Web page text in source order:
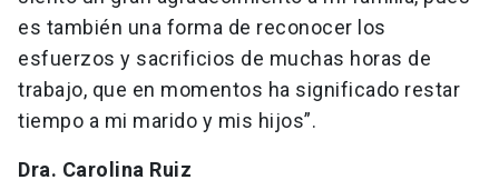
es también una forma de reconocer los
esfuerzos y sacrificios de muchas horas de
trabajo, que en momentos ha significado restar
tiempo a mi marido y mis hijos”.
Dra. Carolina Ruiz